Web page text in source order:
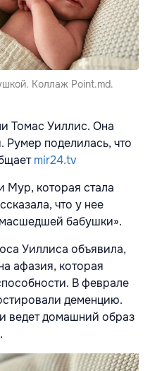
Коллаж Point.md.
Томас Уиллис. Она
Румер поделилась, что
mir24.tv
Мур, которая стала
что у нее
бабушки».
Уиллиса объявила,
афазия, которая
В феврале
деменцию.
ведет домашний образ